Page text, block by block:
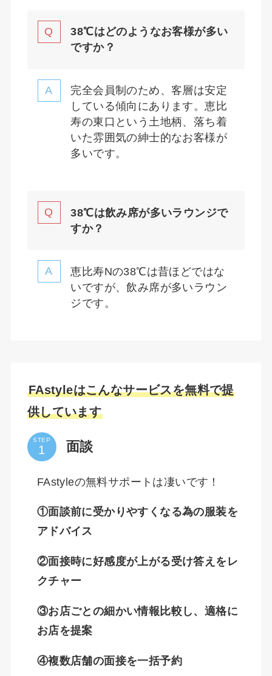
38℃はどのようなお客様が多い
ですか？
完全会員制のため、客層は安定
している傾向にあります。恵比
寿の東口という土地柄、落ち着
いた雰囲気の紳士的なお客様が
多いです。
38℃は飲み席が多いラウンジで
すか？
恵比寿Nの38℃は昔ほどではな
いですが、飲み席が多いラウン
ジです。
FAstyleはこんなサービスを無料で提
供しています
STEP 面談
FAstyleの無料サポートは凄いです！
①面談前に受かりやすくなる為の服装を
アドバイス
②面接時に好感度が上がる受け答えをレ
クチャー
③お店ごとの細かい情報比較し、適格に
お店を提案
④複数店舗の面接を一括予約